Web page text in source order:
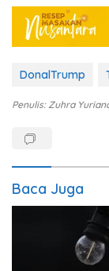
DonalTrump
Penulis: Zuhra
Baca Juga